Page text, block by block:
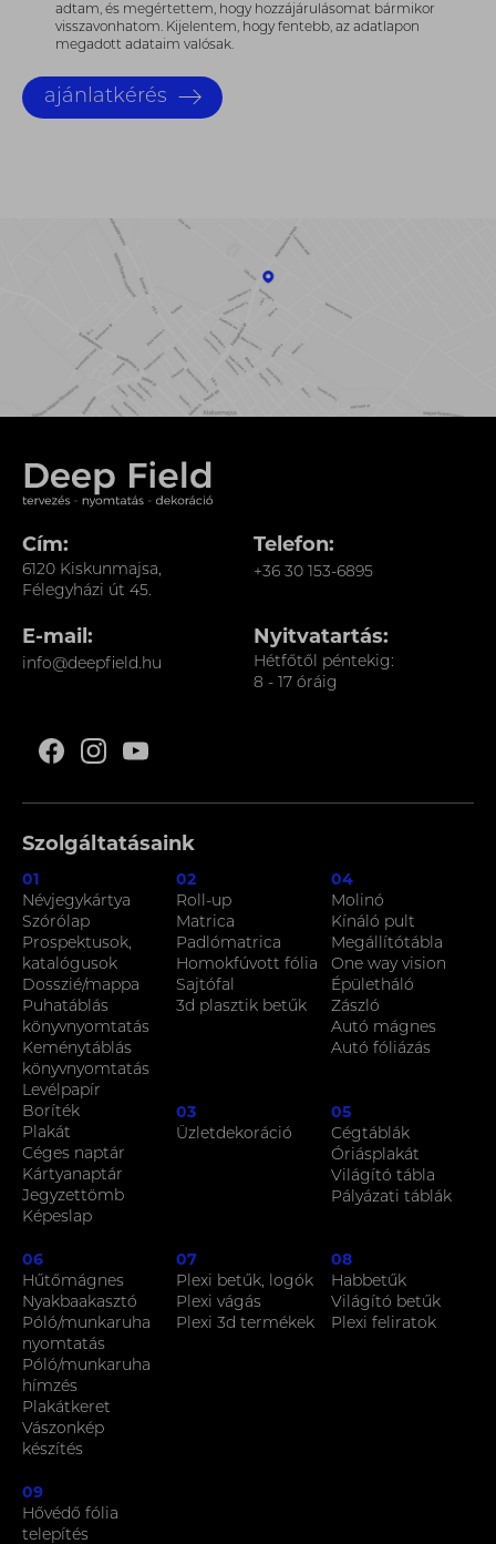
adtam, és megértettem, hogy hozzájárulásomat bármikor
visszavonhatom. Kijelentem, hogy fentebb, az adatlapon
megadott adataim valósak.
ajánlatkérés
Cím:
6120 Kiskunmajsa,
Félegyházi út 45.
Telefon:
+36 30 153-6895
E-mail:
info@deepfield.hu
Nyitvatartás:
Hétfőtől péntekig:
8 - 17 óráig
Szolgáltatásaink
01
Névjegykártya
Szórólap
Prospektusok,
katalógusok
Dosszié/mappa
Puhatáblás
könyvnyomtatás
Keménytáblás
könyvnyomtatás
Levélpapír
Boríték
Plakát
Céges naptár
Kártyanaptár
Jegyzettömb
Képeslap
02
Roll-up
Matrica
Padlómatrica
Homokfúvott fólia
Sajtófal
3d plasztik betűk
03
Üzletdekoráció
04
Molinó
Kínáló pult
Megállítótábla
One way vision
Épületháló
Zászló
Autó mágnes
Autó fóliázás
05
Cégtáblák
Óriásplakát
Világító tábla
Pályázati táblák
06
Hűtőmágnes
Nyakbaakasztó
Póló/munkaruha
nyomtatás
Póló/munkaruha
hímzés
Plakátkeret
Vászonkép
készítés
07
Plexi betűk, logók
Plexi vágás
Plexi 3d termékek
08
Habbetűk
Világító betűk
Plexi feliratok
09
Hővédő fólia
telepítés